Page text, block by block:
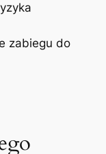
zabiegu do